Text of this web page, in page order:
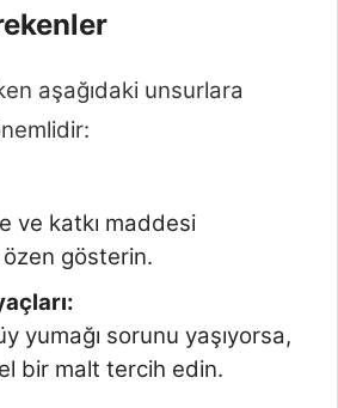
aşağıdaki unsurlara
ve katkı maddesi
gösterin.
yumağı sorunu yaşıyorsa,
bir malt tercih edin.